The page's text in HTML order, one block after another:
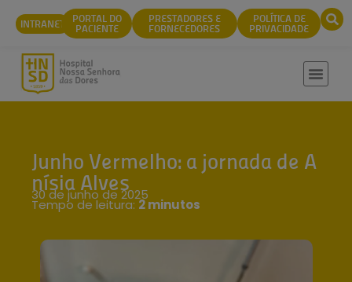
conteúdo
INTRANET PORTAL DO
PACIENTE
PRESTADORES E
FORNECEDORES
POLÍTICA DE
PRIVACIDADE
Junho Vermelho: a jornada de A
nísia Alves
30 de junho de 2025
Tempo de leitura: 2 minutos